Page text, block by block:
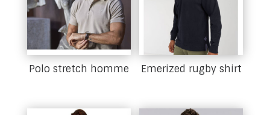
Polo stretch homme Emerized rugby shirt